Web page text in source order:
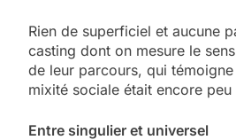
Rien de superficiel et aucune
casting dont on mesure le
de leur parcours, qui témoigne
mixité ­sociale était encore
Entre singulier et universel